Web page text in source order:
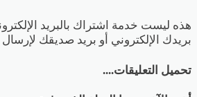
هذه ليست خدمة اشتراك بالبريد
بريدك الإلكتروني أو بريد صديقك
تحميل التعليقات....